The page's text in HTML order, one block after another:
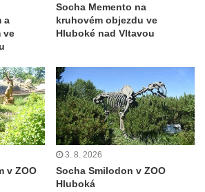
Komenského na domě
v Teplicích
Tierpark Chemnitz
v Tierpark Chemnitz
Chemnitz
v Tierpark Chemnitz
Leipzig
a
ve
Socha Memento na
kruhovém objezdu ve
Hluboké nad Vltavou
v ZOO
3. 8. 2026
Socha Smilodon v ZOO
Hluboká